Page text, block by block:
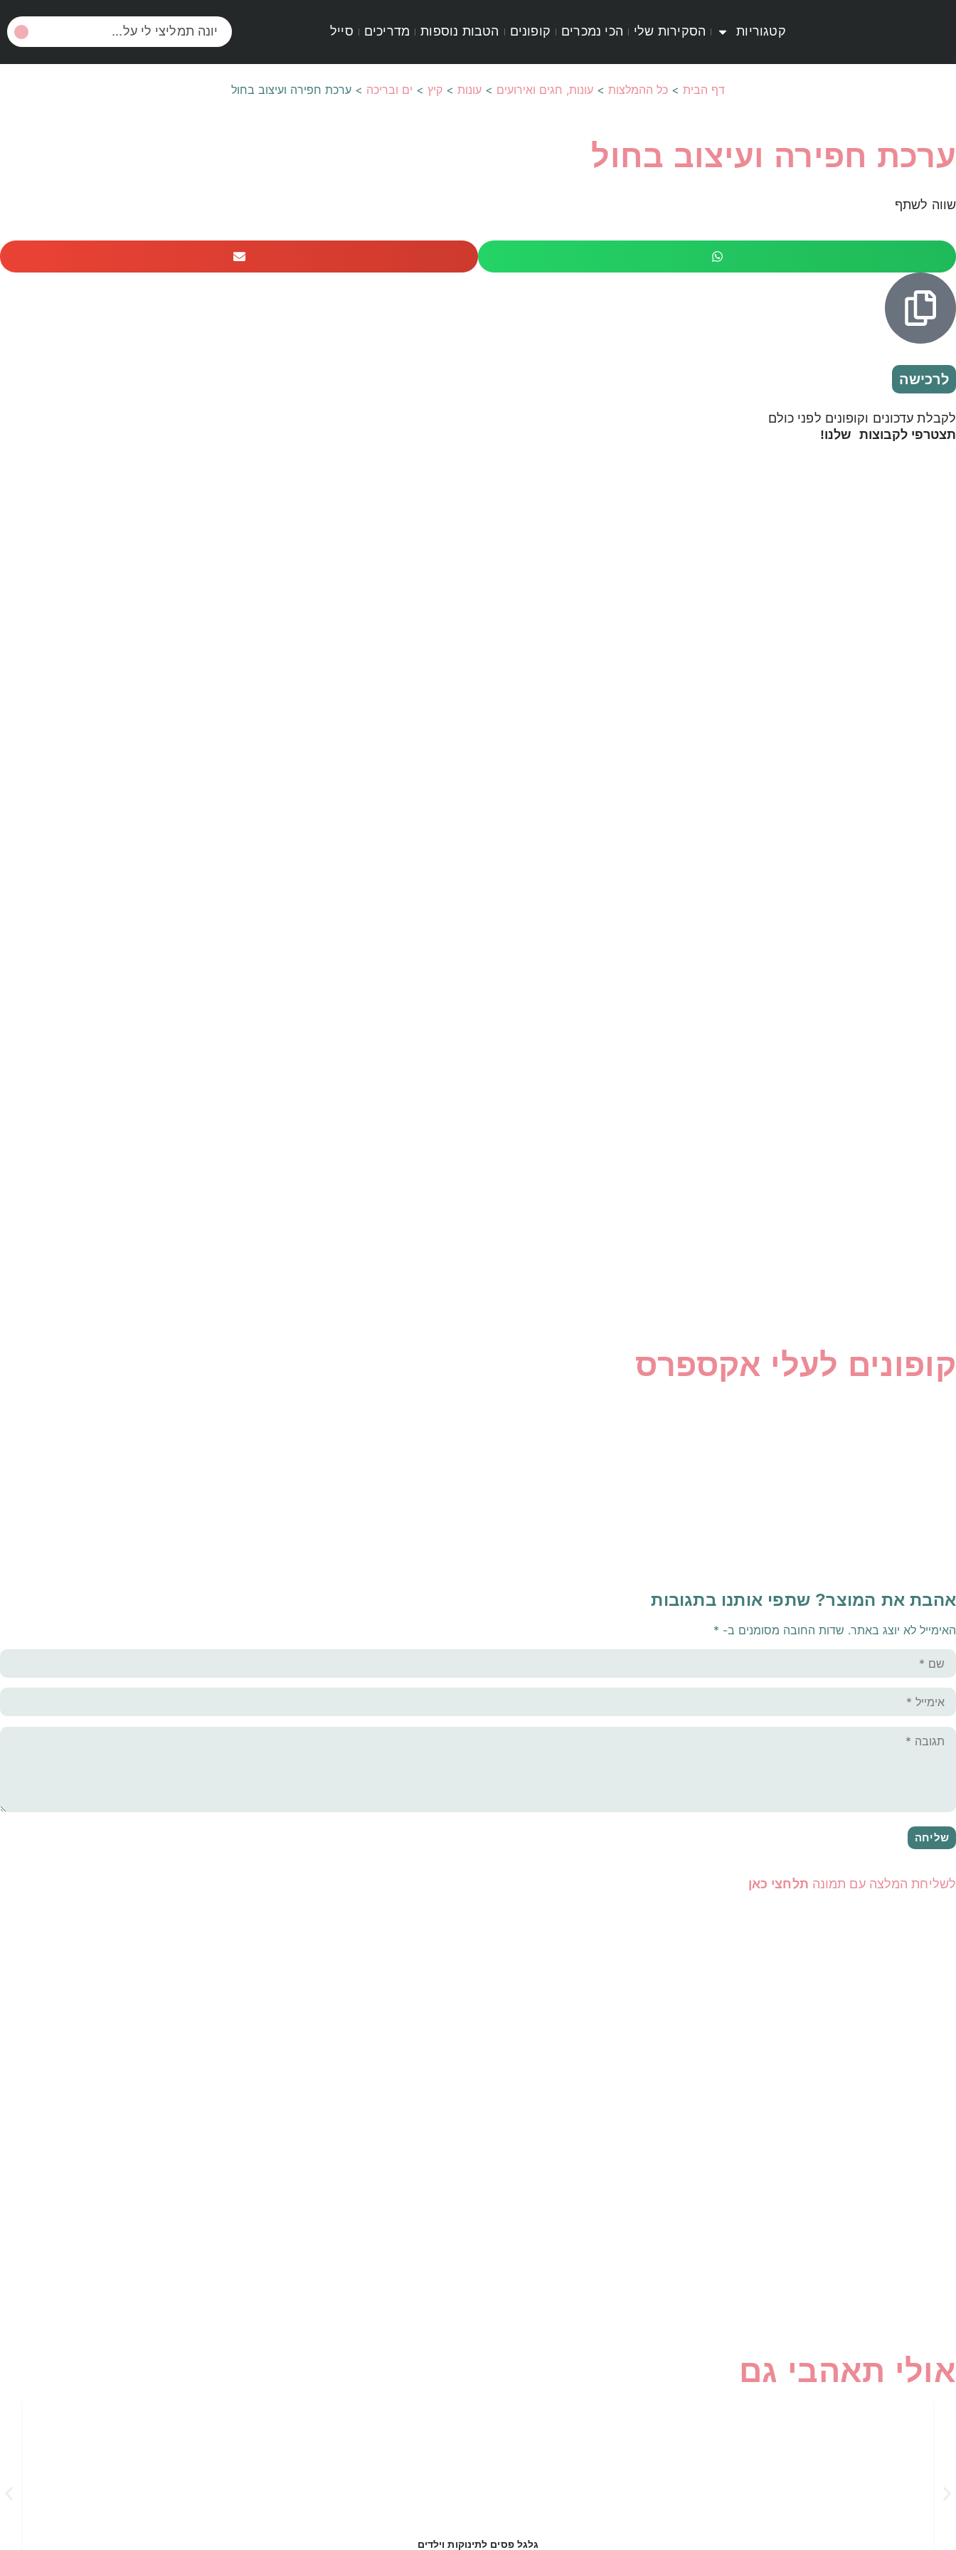
קטגוריות הסקירות שלי הכי נמכרים קופונים הטבות נוספות מדריכים סייל
דף הבית > כל ההמלצות > עונות, חגים ואירועים > עונות > קיץ > ים ובריכה > ערכת חפירה ועיצוב בחול
ערכת חפירה ועיצוב בחול
שווה לשתף
לרכישה
לקבלת עדכונים וקופונים לפני כולם
תצטרפי לקבוצות שלנו!
קופונים לעלי אקספרס
אהבת את המוצר? שתפי אותנו בתגובות
האימייל לא יוצג באתר. שדות החובה מסומנים ב- *
לשליחת המלצה עם תמונה תלחצי כאן
אולי תאהבי גם
גלגל פסים לתינוקות וילדים